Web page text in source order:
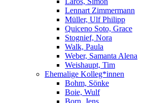
Lennart Zimmermann
Müller, Ulf Philipp
Quiceno Soto, Grace
Stognief, Nora
Walk, Paula
Weber, Samanta Alena
Weishaupt, Tim
Ehemalige Kolleg*innen
Bohm, Sönke
Boie, Wulf
Born, Jens